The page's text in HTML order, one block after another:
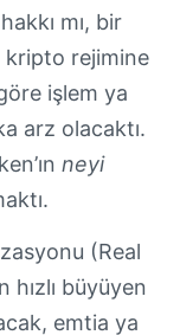
mı, bir
kripto rejimine
işlem ya
arz olacaktı.
neyi
(Real
büyüyen
emtia ya